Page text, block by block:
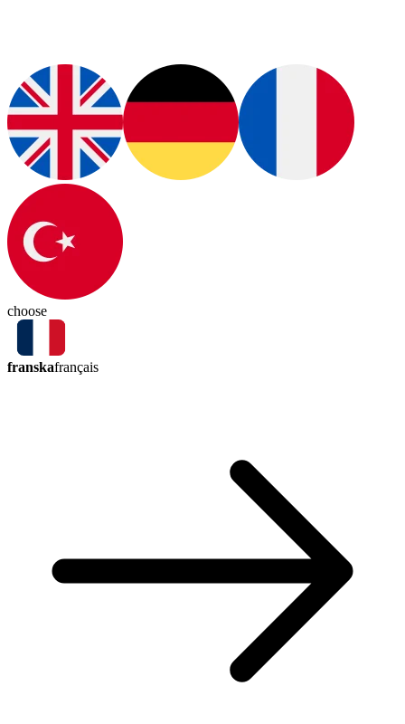
choose
franskafrançais